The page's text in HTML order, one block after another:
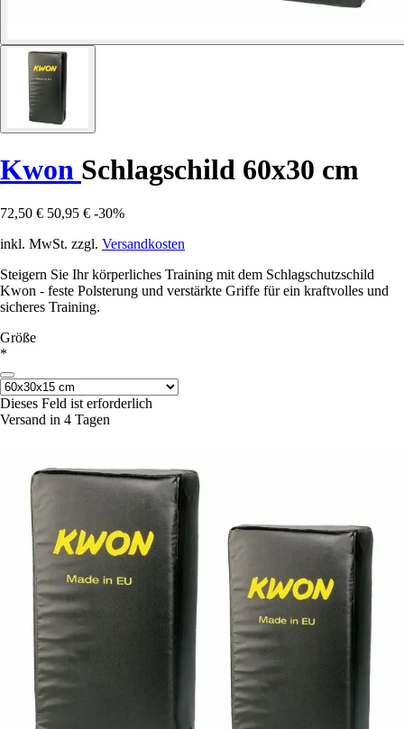
Kwon Schlagschild 60x30 cm
72,50 € 50,95 € -30%
inkl. MwSt. zzgl. Versandkosten
Steigern Sie Ihr körperliches Training mit dem Schlagschutzschild
Kwon - feste Polsterung und verstärkte Griffe für ein kraftvolles und
sicheres Training.
Größe
*
Dieses Feld ist erforderlich
Versand in 4 Tagen